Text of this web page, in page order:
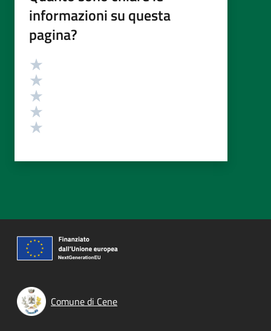
informazioni su questa
pagina?
Valutazione
Comune di Cene